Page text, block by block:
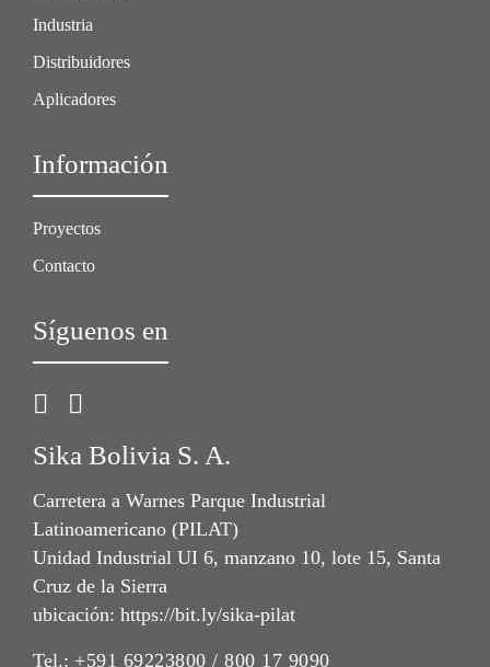
Industria
Distribuidores
Aplicadores
Información
Proyectos
Contacto
Síguenos en
Sika Bolivia S. A.
Carretera a Warnes Parque Industrial
Latinoamericano (PILAT)
Unidad Industrial UI 6, manzano 10, lote 15, Santa
Cruz de la Sierra
ubicación: https://bit.ly/sika-pilat
Tel.: +591 69223800 / 800 17 9090